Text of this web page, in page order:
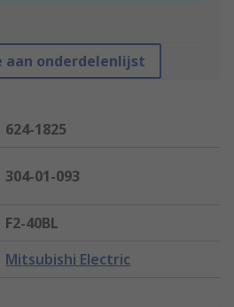
aan onderdelenlijst
624-1825
304-01-093
F2-40BL
Mitsubishi Electric